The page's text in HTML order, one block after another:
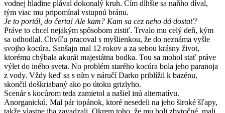
vodnej hladine plával dokonalý kruh. Čím dlhšie sa naňho díval,
tým viac mu pripomínal vstupnú bránu.
Je to portál, do čerta! Ale kam? Kam sa cez neho dá dostať?
Práve to chcel nejakým spôsobom zistiť. Trvalo mu celý deň, kým
sa odhodlal. Chvíľu pracoval s myšlienkou, že do neznáma vyšle
svojho kocúra. Sanšajn mal 12 rokov a za sebou krásny život,
ktorému chýbala akurát majestátna bodka. Tou sa mohol stať práve
výlet do iného sveta. No problém starého kocúra bola jeho paranoja
z vody. Vždy keď sa s ním v náručí Darko priblížil k bazénu,
skončil doškriabaný ako po útoku grizlyho.
Scenár s kocúrom teda zamietol a našiel inú alternatívu.
Anorganickú. Mal pár topánok, ktoré nesedeli na jeho široké šľapy,
takže vlastne iba zavadzali. Okrem toho, že mu boli zbytočné, mali